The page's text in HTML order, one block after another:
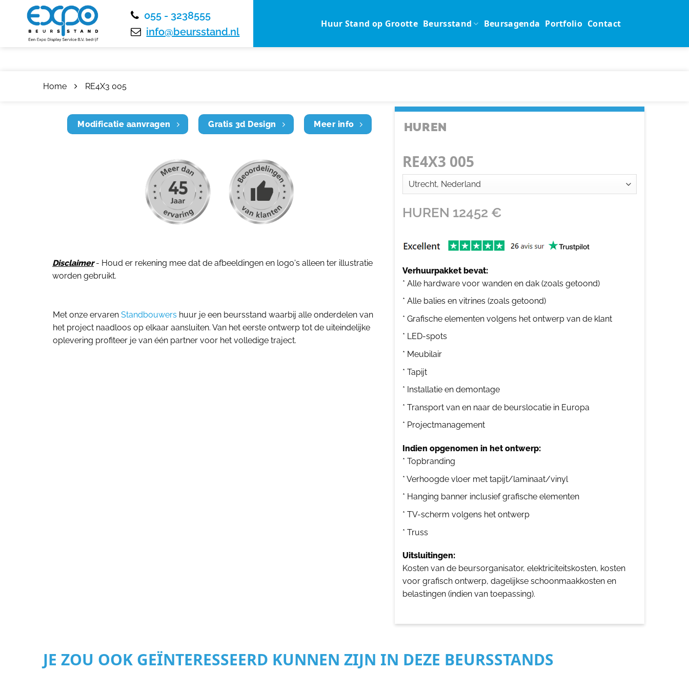
055 - 3238555
info@beursstand.nl
Huur Stand op Grootte Beursstand Beursagenda Portfolio Contact
Home RE4X3 005
Modificatie aanvragen Gratis 3d Design Meer info
Disclaimer- Houd er rekening mee dat de afbeeldingen en logo's alleen ter illustratie
worden gebruikt.
Met onze ervaren Standbouwers huur je een beursstand waarbij alle onderdelen van
het project naadloos op elkaar aansluiten. Van het eerste ontwerp tot de uiteindelijke
oplevering profiteer je van één partner voor het volledige traject.
HUREN
RE4X3 005
HUREN 12452 €
Verhuurpakket bevat:
* Alle hardware voor wanden en dak (zoals getoond)
* Alle balies en vitrines (zoals getoond)
* Grafische elementen volgens het ontwerp van de klant
* LED-spots
* Meubilair
* Tapijt
* Installatie en demontage
* Transport van en naar de beurslocatie in Europa
* Projectmanagement
Indien opgenomen in het ontwerp:
* Topbranding
* Verhoogde vloer met tapijt/laminaat/vinyl
* Hanging banner inclusief grafische elementen
* TV-scherm volgens het ontwerp
* Truss
Uitsluitingen:
Kosten van de beursorganisator, elektriciteitskosten, kosten
voor grafisch ontwerp, dagelijkse schoonmaakkosten en
belastingen (indien van toepassing).
JE ZOU OOK GEÏNTERESSEERD KUNNEN ZIJN IN DEZE BEURSSTANDS